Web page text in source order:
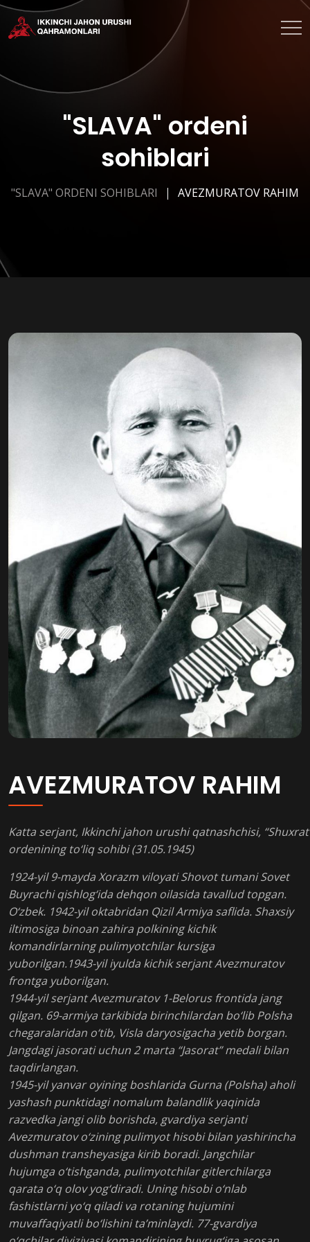
"SLAVA" ordeni
sohiblari
"SLAVA" ORDENI SOHIBLARI AVEZMURATOV RAHIM
AVEZMURATOV RAHIM
Katta serjant, Ikkinchi jahon urushi qatnashchisi,
ordenining to‘liq sohibi (31.05.1945)
1924-yil 9-mayda Xorazm viloyati Shovot tumani Sovet
Buyrachi qishlog‘ida dehqon oilasida tavallud topgan.
O‘zbek. 1942-yil oktabridan Qizil Armiya saflida. Shaxsiy
iltimosiga binoan zahira polkining kichik
komandirlarning pulimyotchilar kursiga
yuborilgan.1943-yil iyulda kichik serjant Avezmuratov
frontga yuborilgan.
1944-yil serjant Avezmuratov 1-Belorus frontida jang
qilgan. 69-armiya tarkibida birinchilardan bo‘lib Polsha
chegaralaridan o‘tib, Visla daryosigacha yetib borgan.
Jangdagi jasorati uchun 2 marta “Jasorat” medali bilan
taqdirlangan.
1945-yil yanvar oyining boshlarida Gurna (Polsha) aholi
yashash punktidagi nomalum balandlik yaqinida
razvedka jangi olib borishda, gvardiya serjanti
Avezmuratov o‘zining pulimyot hisobi bilan yashirincha
dushman transheyasiga kirib boradi. Jangchilar
hujumga o‘tishganda, pulimyotchilar gitlerchilarga
qarata o‘q olov yog‘diradi. Uning hisobi o‘nlab
fashistlarni yo‘q qiladi va rotaning hujumini
muvaffaqiyatli bo‘lishini ta’minlaydi. 77-gvardiya